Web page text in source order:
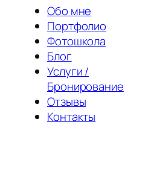
Обо мне
Портфолио
Фотошкола
Блог
Услуги /
Бронирование
Отзывы
Контакты